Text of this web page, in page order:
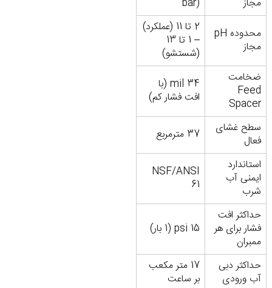
مجاز
bar)
محدوده pH
مجاز
2 تا 11 (عملکرد)
– 1 تا 13
(شستشو)
ضخامت
Feed
Spacer
34 mil (با
افت فشار کم)
سطح غشای
فعال
37 مترمربع
استاندارد
ایمنی آب
شرب
NSF/ANSI
61
حداکثر افت
فشار برای هر
ممبران
15 psi (1 بار)
حداکثر دبی
آب ورودی
17 متر مکعب
بر ساعت